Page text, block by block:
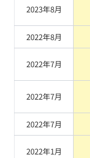
2023年8月
2022年8月
2022年7月
2022年7月
2022年7月
2022年1月